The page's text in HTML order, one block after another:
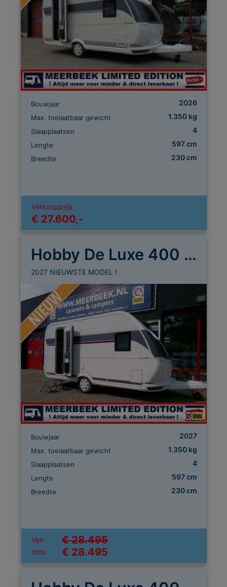
Bouwjaar 2026
Max. toelaatbaar gewicht 1.350 kg
Slaapplaatsen 4
Lengte 597 cm
Breedte 230 cm
Verkoopprijs
€ 27.600,-
Hobby De Luxe 400 SFE
2027 NIEUWSTE MODEL !
Bouwjaar 2027
Max. toelaatbaar gewicht 1.350 kg
Slaapplaatsen 4
Lengte 597 cm
Breedte 230 cm
Van € 28.495
Voor € 28.495